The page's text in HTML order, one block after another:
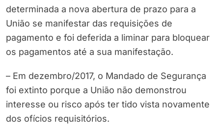
determinada a nova abertura de prazo para a
União se manifestar das requisições de
pagamento e foi deferida a liminar para bloquear
os pagamentos até a sua manifestação.
– Em dezembro/2017, o Mandado de Segurança
foi extinto porque a União não demonstrou
interesse ou risco após ter tido vista novamente
dos ofícios requisitórios.